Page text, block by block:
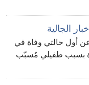
الجالية
أول حالتي وفاة في
بسبب طفيلي مُسبّب